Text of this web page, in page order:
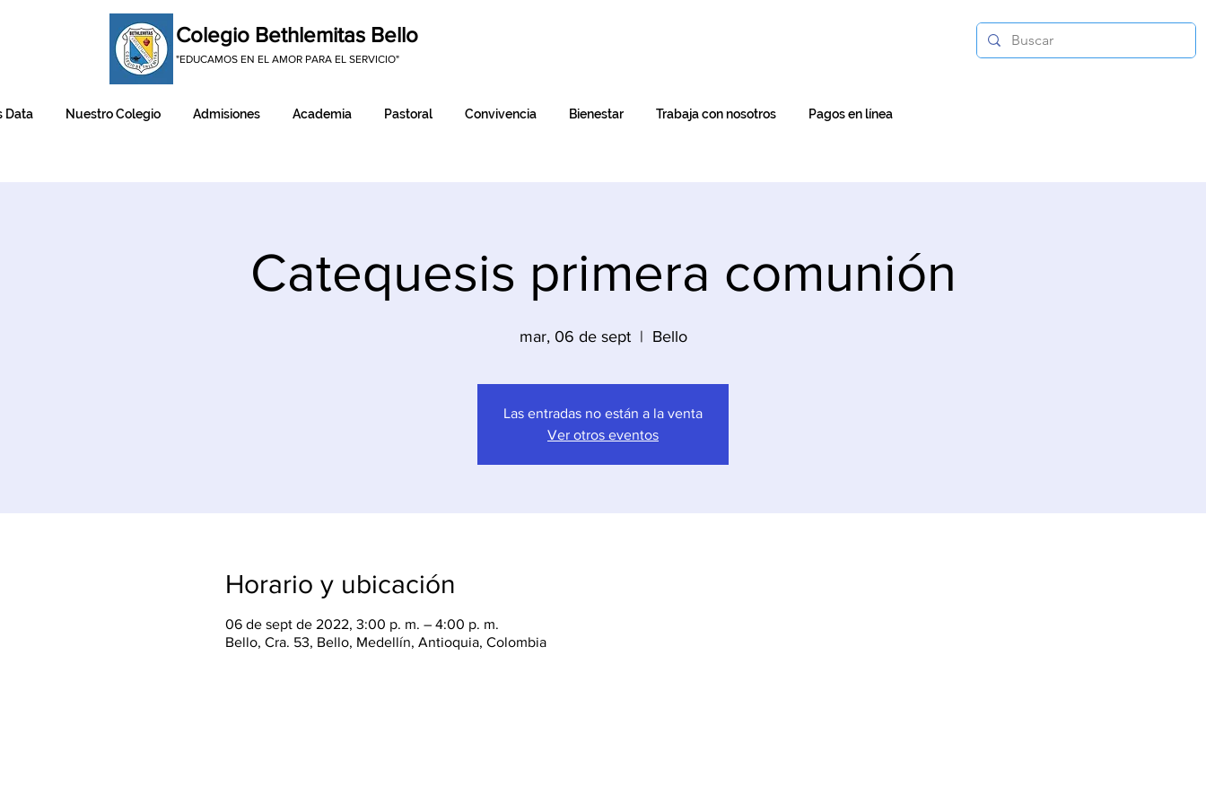
Colegio Bethlemitas Bello
"EDUCAMOS EN EL AMOR PARA EL SERVICIO"
Data Nuestro Colegio Admisiones Academia Pastoral Convivencia Bienestar Trabaja con nosotros Pagos en línea
Catequesis primera comunión
mar, 06 de sept
  |
Bello
Las entradas no están a la venta
Ver otros eventos
Horario y ubicación
06 de sept de 2022, 3:00 p. m. – 4:00 p. m.
Bello, Cra. 53, Bello, Medellín, Antioquia, Colombia